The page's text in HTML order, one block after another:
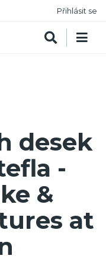
Přihlásit se
desek
-
&
at